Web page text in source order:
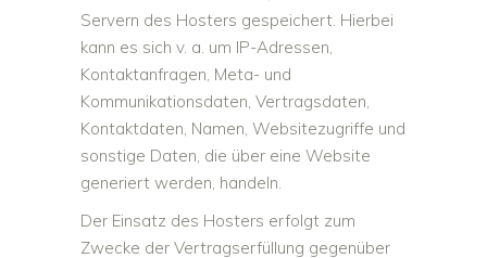
Servern des Hosters gespeichert. Hierbei
kann es sich v. a. um IP-Adressen,
Kontaktanfragen, Meta- und
Kommunikationsdaten, Vertragsdaten,
Kontaktdaten, Namen, Websitezugriffe und
sonstige Daten, die über eine Website
generiert werden, handeln.
Der Einsatz des Hosters erfolgt zum
Zwecke der Vertragserfüllung gegenüber